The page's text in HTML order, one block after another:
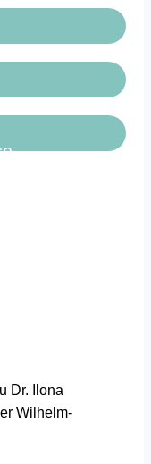
Dr. Ilona
Wilhelm-